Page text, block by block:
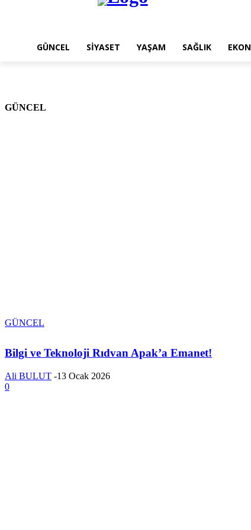
GÜNCEL SİYASET YAŞAM SAĞLIK
GÜNCEL
GÜNCEL
Bilgi ve Teknoloji Rıdvan Apak’a Emanet!
Ali BULUT -13 Ocak 2026
0